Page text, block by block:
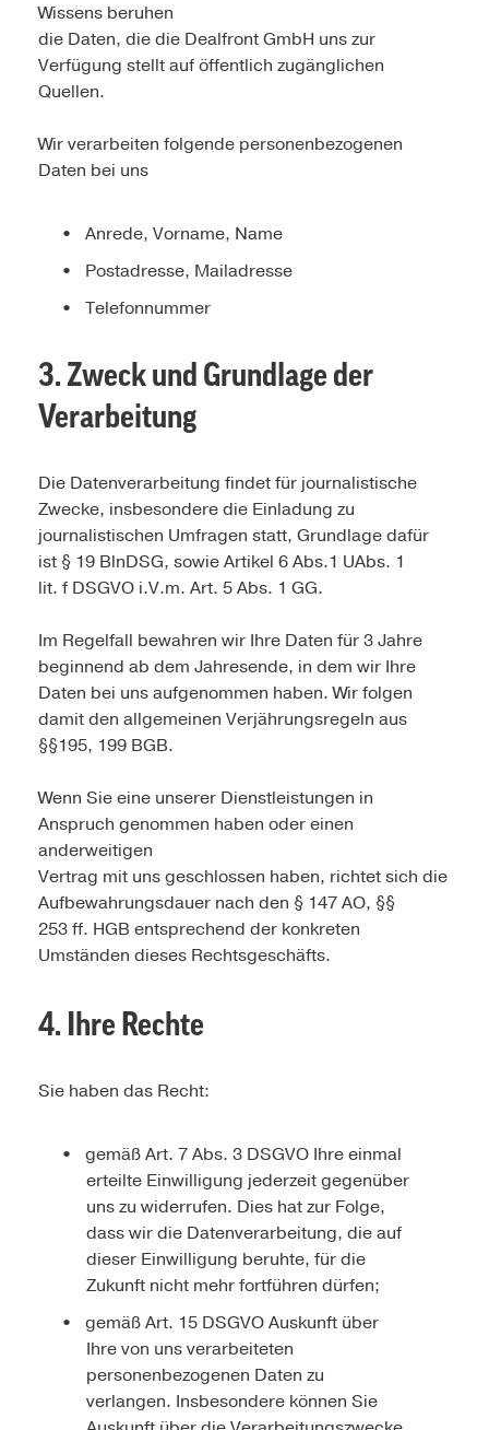
Wissens beruhen
die Daten, die die Dealfront GmbH uns zur
Verfügung stellt auf öffentlich zugänglichen
Quellen.
Wir verarbeiten folgende personenbezogenen
Daten bei uns
Anrede, Vorname, Name
Postadresse, Mailadresse
Telefonnummer
3. Zweck und Grundlage der
Verarbeitung
Die Datenverarbeitung findet für journalistische
Zwecke, insbesondere die Einladung zu
journalistischen Umfragen statt, Grundlage dafür
ist § 19 BlnDSG, sowie Artikel 6 Abs.1 UAbs. 1
lit. f DSGVO i.V.m. Art. 5 Abs. 1 GG.
Im Regelfall bewahren wir Ihre Daten für 3 Jahre
beginnend ab dem Jahresende, in dem wir Ihre
Daten bei uns aufgenommen haben. Wir folgen
damit den allgemeinen Verjährungsregeln aus
§§195, 199 BGB.
Wenn Sie eine unserer Dienstleistungen in
Anspruch genommen haben oder einen
anderweitigen
Vertrag mit uns geschlossen haben, richtet sich die
Aufbewahrungsdauer nach den § 147 AO, §§
253 ff. HGB entsprechend der konkreten
Umständen dieses Rechtsgeschäfts.
4. Ihre Rechte
Sie haben das Recht:
gemäß Art. 7 Abs. 3 DSGVO Ihre einmal
erteilte Einwilligung jederzeit gegenüber
uns zu widerrufen. Dies hat zur Folge,
dass wir die Datenverarbeitung, die auf
dieser Einwilligung beruhte, für die
Zukunft nicht mehr fortführen dürfen;
gemäß Art. 15 DSGVO Auskunft über
Ihre von uns verarbeiteten
personenbezogenen Daten zu
verlangen. Insbesondere können Sie